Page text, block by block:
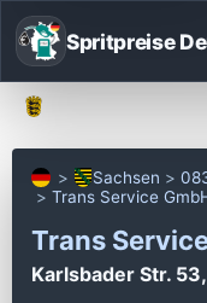
Spritpreise
Sachsen
Trans Service
Trans
Karlsbader Str.